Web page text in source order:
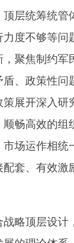
层统筹统管
度不够等问
聚焦制约军
、政策性问
展开深入研
畅高效的组
场运作相统
套、有效激
略顶层设计